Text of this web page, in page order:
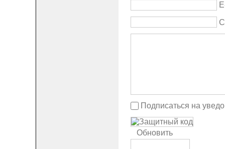
Подписаться на
Обновить